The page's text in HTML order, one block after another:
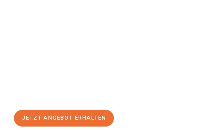
JETZT ANGEBOT ERHALTEN